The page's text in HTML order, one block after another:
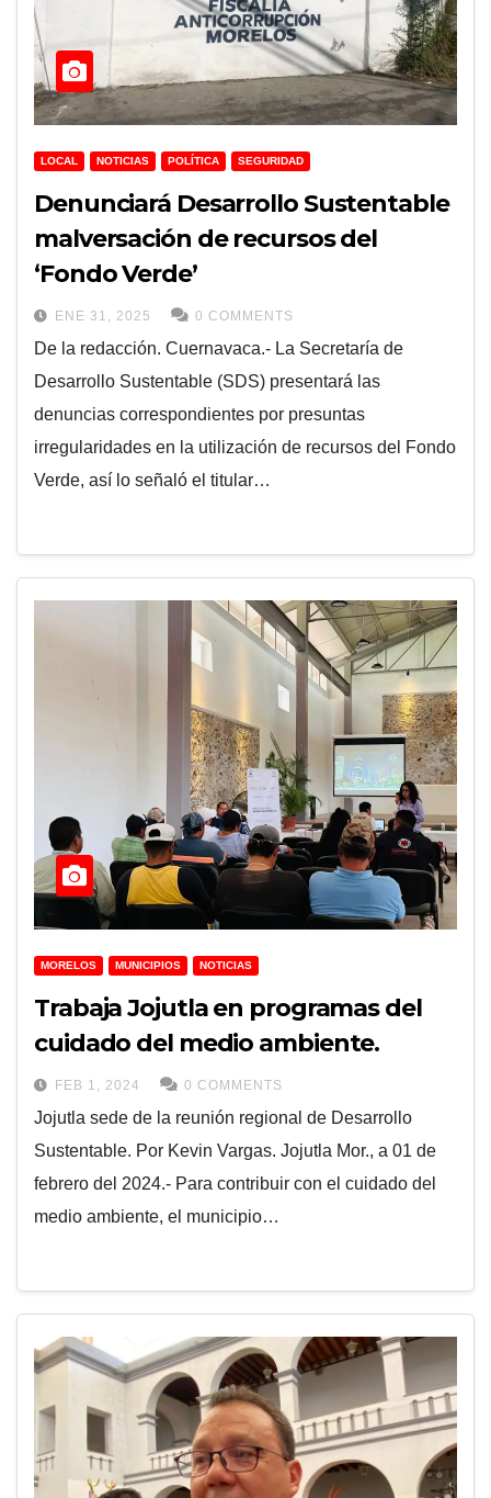
LOCAL NOTICIAS POLÍTICA SEGURIDAD
Denunciará Desarrollo Sustentable
malversación de recursos del
‘Fondo Verde’
ENE 31, 2025 0 COMMENTS
De la redacción. Cuernavaca.- La Secretaría de
Desarrollo Sustentable (SDS) presentará las
denuncias correspondientes por presuntas
irregularidades en la utilización de recursos del Fondo
Verde, así lo señaló el titular…
MORELOS MUNICIPIOS NOTICIAS
Trabaja Jojutla en programas del
cuidado del medio ambiente.
FEB 1, 2024 0 COMMENTS
Jojutla sede de la reunión regional de Desarrollo
Sustentable. Por Kevin Vargas. Jojutla Mor., a 01 de
febrero del 2024.- Para contribuir con el cuidado del
medio ambiente, el municipio…